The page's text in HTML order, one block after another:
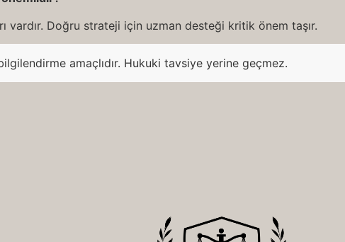
vardır. Doğru strateji için uzman desteği kritik önem taşır.
amaçlıdır. Hukuki tavsiye yerine geçmez.